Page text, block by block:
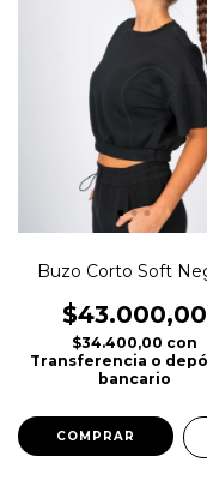
Buzo Corto Soft
$43.000,00
$34.400,00 con
Transferencia o
bancario
COMPRAR